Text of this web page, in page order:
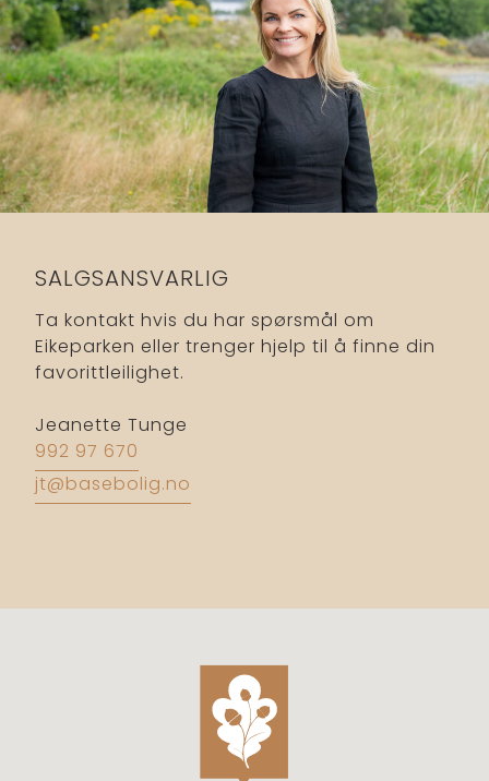
SALGSANSVARLIG
Ta kontakt hvis du har spørsmål om
Eikeparken eller trenger hjelp til å finne din
favorittleilighet.
Jeanette Tunge
992 97 670
jt@basebolig.no